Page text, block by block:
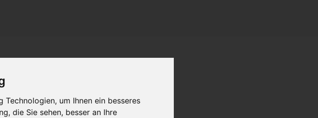
um Ihnen ein besseres
die Sie sehen, besser an Ihre